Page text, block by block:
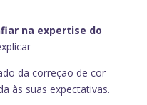
na expertise do
da correção de cor
às suas expectativas.